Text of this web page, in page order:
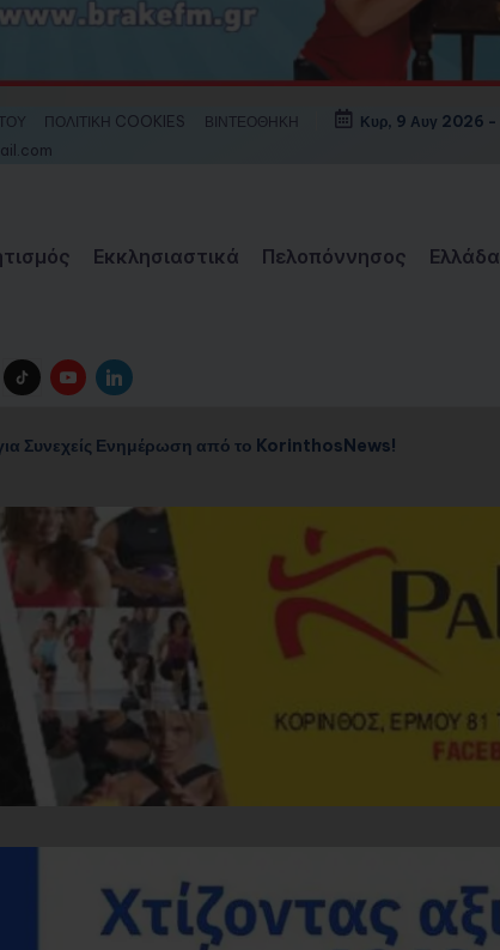
ΠΟΛΙΤΙΚΗ COOKIES ΒΙΝΤΕΟΘΗΚΗ Κυρ, 9 Αυγ 2026 -
Εκκλησιαστικά Πελοπόννησος Ελλάδα
TikTokYouTubeLinkedIn
Συνεχείς Ενημέρωση από το KorinthosNews!